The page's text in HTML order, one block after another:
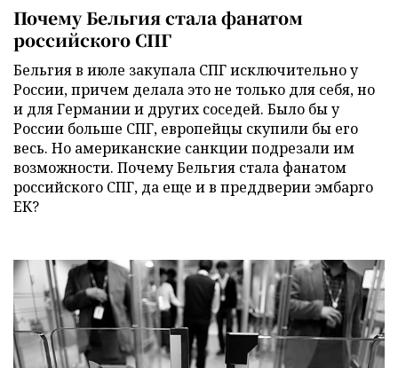
Почему Бельгия стала фанатом
российского СПГ
Бельгия в июле закупала СПГ исключительно у
России, причем делала это не только для себя, но
и для Германии и других соседей. Было бы у
России больше СПГ, европейцы скупили бы его
весь. Но американские санкции подрезали им
возможности. Почему Бельгия стала фанатом
российского СПГ, да еще и в преддверии эмбарго
ЕК?